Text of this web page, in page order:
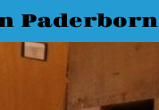
Paderborn